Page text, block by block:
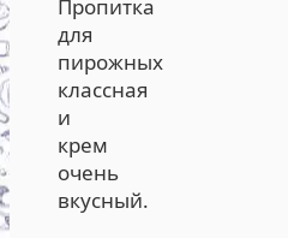
Пропитка
для
пирожных
классная
и
крем
очень
вкусный.